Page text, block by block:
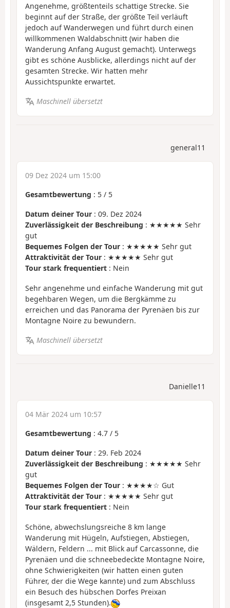
Angenehme, größtenteils schattige Strecke. Sie
beginnt auf der Straße, der größte Teil verläuft
jedoch auf Wanderwegen und führt durch einen
willkommenen Waldabschnitt (wir haben die
Wanderung Anfang August gemacht). Unterwegs
gibt es schöne Ausblicke, allerdings nicht auf der
gesamten Strecke. Wir hatten mehr
Aussichtspunkte erwartet.
Maschinell übersetzt
general11
09 Dez 2024 um 15:00
Gesamtbewertung : 5 / 5
Datum deiner Tour : 09. Dez 2024
Zuverlässigkeit der Beschreibung : ★★★★★ Sehr
gut
Bequemes Folgen der Tour : ★★★★★ Sehr gut
Attraktivität der Tour : ★★★★★ Sehr gut
Tour stark frequentiert : Nein
Sehr angenehme und einfache Wanderung mit gut
begehbaren Wegen, um die Bergkämme zu
erreichen und das Panorama der Pyrenäen bis zur
Montagne Noire zu bewundern.
Maschinell übersetzt
Danielle11
04 Mär 2024 um 10:57
Gesamtbewertung : 4.7 / 5
Datum deiner Tour : 29. Feb 2024
Zuverlässigkeit der Beschreibung : ★★★★★ Sehr
gut
Bequemes Folgen der Tour : ★★★★☆ Gut
Attraktivität der Tour : ★★★★★ Sehr gut
Tour stark frequentiert : Nein
Schöne, abwechslungsreiche 8 km lange
Wanderung mit Hügeln, Aufstiegen, Abstiegen,
Wäldern, Feldern ... mit Blick auf Carcassonne, die
Pyrenäen und die schneebedeckte Montagne Noire,
ohne Schwierigkeiten (wir hatten einen guten
Führer, der die Wege kannte) und zum Abschluss
ein Besuch des hübschen Dorfes Preixan
(insgesamt 2,5 Stunden).